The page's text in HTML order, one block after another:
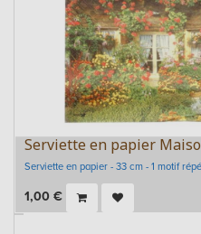
Serviette en papier
Serviette en papier - 33 cm - 1 motif
1,00 €